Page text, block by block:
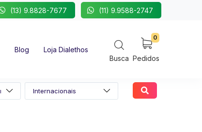
(13) 9.8828-7677 (11) 9.9588-2747
Blog
Loja Dialethos
Busca
0
Pedidos